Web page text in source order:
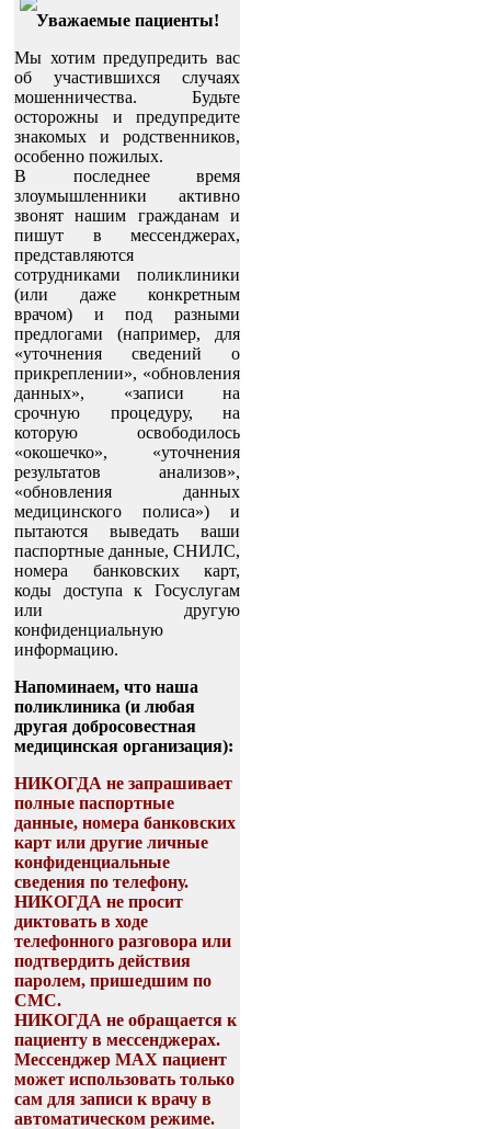
Уважаемые пациенты!
Мы хотим предупредить вас
об участившихся случаях
мошенничества. Будьте
осторожны и предупредите
знакомых и родственников,
особенно пожилых.
В последнее время
злоумышленники активно
звонят нашим гражданам и
пишут в мессенджерах,
представляются
сотрудниками поликлиники
(или даже конкретным
врачом) и под разными
предлогами (например, для
«уточнения сведений о
прикреплении», «обновления
данных», «записи на
срочную процедуру, на
которую освободилось
«окошечко», «уточнения
результатов анализов»,
«обновления данных
медицинского полиса») и
пытаются выведать ваши
паспортные данные, СНИЛС,
номера банковских карт,
коды доступа к Госуслугам
или другую
конфиденциальную
информацию.
Напоминаем, что наша
поликлиника (и любая
другая добросовестная
медицинская организация):
НИКОГДА не запрашивает
полные паспортные
данные, номера банковских
карт или другие личные
конфиденциальные
сведения по телефону.
НИКОГДА не просит
диктовать в ходе
телефонного разговора или
подтвердить действия
паролем, пришедшим по
СМС.
НИКОГДА не обращается к
пациенту в мессенджерах.
Мессенджер МАХ пациент
может использовать только
сам для записи к врачу в
автоматическом режиме.